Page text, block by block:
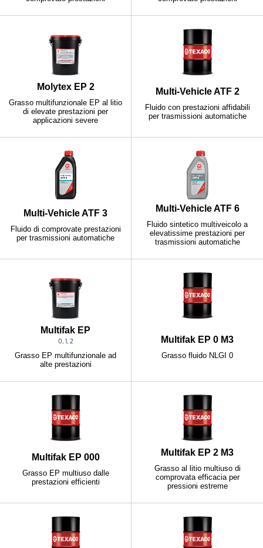
Molytex EP 2
Grasso multifunzionale EP al litio
di elevate prestazioni per
applicazioni severe
Multi-Vehicle ATF 2
Fluido con prestazioni affidabili
per trasmissioni automatiche
Multi-Vehicle ATF 3
Fluido di comprovate prestazioni
per trasmissioni automatiche
Multi-Vehicle ATF 6
Fluido sintetico multiveicolo a
elevatissime prestazioni per
trasmissioni automatiche
Multifak EP
0, 1, 2
Grasso EP multifunzionale ad
alte prestazioni
Multifak EP 0 M3
Grasso fluido NLGI 0
Multifak EP 000
Grasso EP multiuso dalle
prestazioni efficienti
Multifak EP 2 M3
Grasso al litio multiuso di
comprovata efficacia per
pressioni estreme